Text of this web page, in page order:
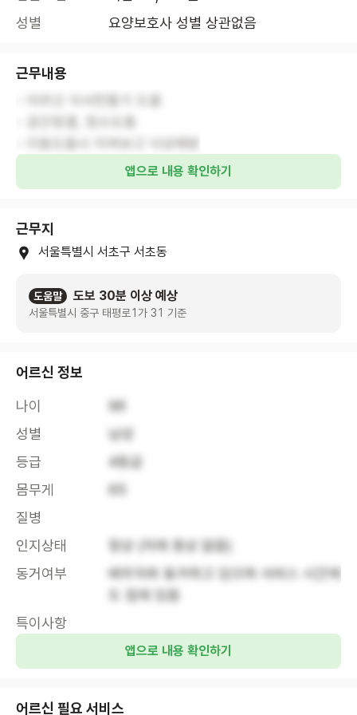
성별 요양보호사 성별 상관없음
근무내용
앱으로 내용 확인하기
근무지
서울특별시 서초구 서초동
도움말 도보 30분 이상 예상
서울특별시 중구 태평로1가 31 기준
어르신 정보
나이
96
성별
남성
등급
4등급
몸무게
65
질병
인지상태
정상 (치매 증상 없음)
동거여부
배우자와 동거하고 있으며 서비스 시간에
도 집에 있음
특이사항
앱으로 내용 확인하기
어르신 필요 서비스